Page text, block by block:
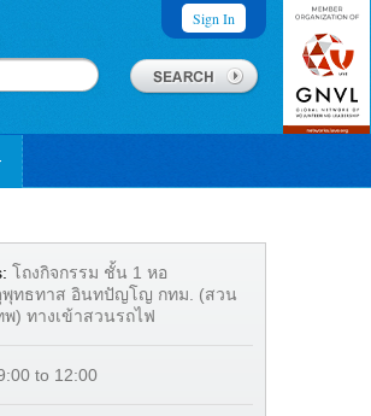
Sign In
โถงกิจกรรม ชั้น 1 หอ
พุทธทาส อินทปัญโญ กทม. (สวน
พ) ทางเข้าสวนรถไฟ
to 12:00